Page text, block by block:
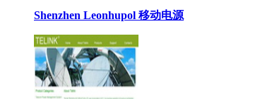
Shenzhen Leonhupol 移动电源